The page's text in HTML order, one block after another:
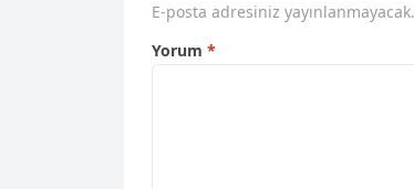
E-posta adresiniz yayınlanmayacak.
Yorum *